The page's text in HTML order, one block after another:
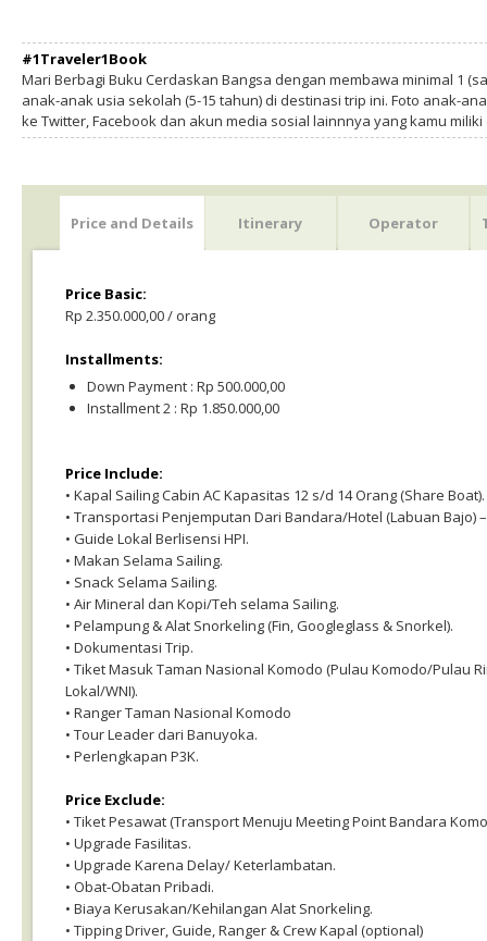
#1Traveler1Book
Mari Berbagi Buku Cerdaskan Bangsa dengan membawa minimal 1
anak-anak usia sekolah (5-15 tahun) di destinasi trip ini. Foto anak-
ke Twitter, Facebook dan akun media sosial lainnnya yang kamu
Price and Details Itinerary Operator
Price Basic:
Rp 2.350.000,00 / orang
Installments:
Down Payment : Rp 500.000,00
Installment 2 : Rp 1.850.000,00
Price Include:
• Kapal Sailing Cabin AC Kapasitas 12 s/d 14 Orang (Share Boat).
• Transportasi Penjemputan Dari Bandara/Hotel (Labuan Bajo)
• Guide Lokal Berlisensi HPI.
• Makan Selama Sailing.
• Snack Selama Sailing.
• Air Mineral dan Kopi/Teh selama Sailing.
• Pelampung & Alat Snorkeling (Fin, Googleglass & Snorkel).
• Dokumentasi Trip.
• Tiket Masuk Taman Nasional Komodo (Pulau Komodo/Pulau
Lokal/WNI).
• Ranger Taman Nasional Komodo
• Tour Leader dari Banuyoka.
• Perlengkapan P3K.
Price Exclude:
• Tiket Pesawat (Transport Menuju Meeting Point Bandara
• Upgrade Fasilitas.
• Upgrade Karena Delay/ Keterlambatan.
• Obat-Obatan Pribadi.
• Biaya Kerusakan/Kehilangan Alat Snorkeling.
• Tipping Driver, Guide, Ranger & Crew Kapal (optional)